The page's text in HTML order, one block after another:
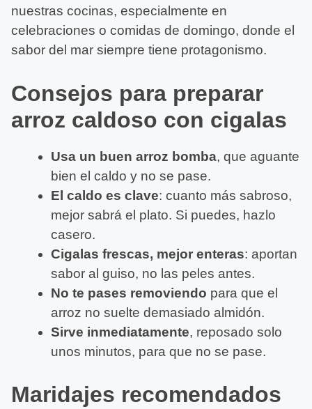
nuestras cocinas, especialmente en
celebraciones o comidas de domingo, donde el
sabor del mar siempre tiene protagonismo.
Consejos para preparar
arroz caldoso con cigalas
Usa un buen arroz bomba, que aguante
bien el caldo y no se pase.
El caldo es clave: cuanto más sabroso,
mejor sabrá el plato. Si puedes, hazlo
casero.
Cigalas frescas, mejor enteras: aportan
sabor al guiso, no las peles antes.
No te pases removiendo para que el
arroz no suelte demasiado almidón.
Sirve inmediatamente, reposado solo
unos minutos, para que no se pase.
Maridajes recomendados